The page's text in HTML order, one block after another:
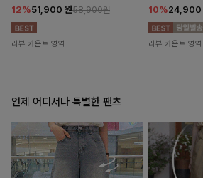
12%51,900 원58,900원
리뷰 카운트 영역
10%24,900
리뷰 카운트 영역
언제 어디서나 특별한 팬츠